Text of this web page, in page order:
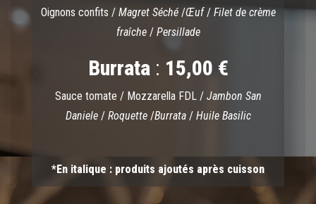
Oignons confits / Magret Séché/Œuf/ Filet de crème
fraîche/ Persillade
Burrata: 15,00 €
Sauce tomate / Mozzarella FDL / Jambon San
Daniele / Roquette/Burrata/ Huile Basilic
*En italique : produits ajoutés après cuisson